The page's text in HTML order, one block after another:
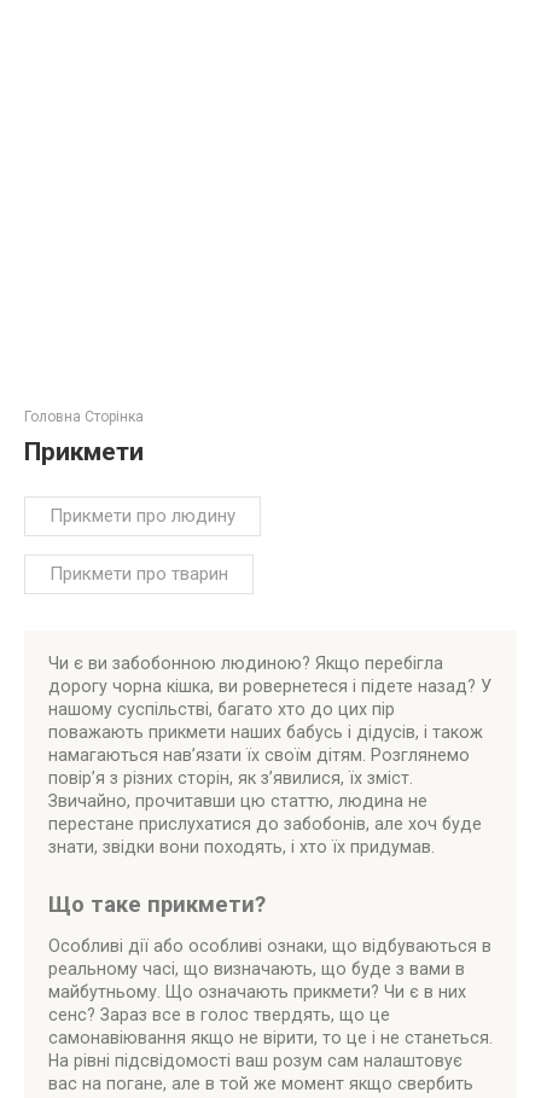
Головна Сторінка
Прикмети
Прикмети про людину
Прикмети про тварин
Чи є ви забобонною людиною? Якщо перебігла
дорогу чорна кішка, ви ровернетеся і підете назад? У
нашому суспільстві, багато хто до цих пір
поважають прикмети наших бабусь і дідусів, і також
намагаються нав’язати їх своїм дітям. Розглянемо
повір’я з різних сторін, як з’явилися, їх зміст.
Звичайно, прочитавши цю статтю, людина не
перестане прислухатися до забобонів, але хоч буде
знати, звідки вони походять, і хто їх придумав.
Що таке прикмети?
Особливі дії або особливі ознаки, що відбуваються в
реальному часі, що визначають, що буде з вами в
майбутньому. Що означають прикмети? Чи є в них
сенс? Зараз все в голос твердять, що це
самонавіювання якщо не вірити, то це і не станеться.
На рівні підсвідомості ваш розум сам налаштовує
вас на погане, але в той же момент якщо свербить